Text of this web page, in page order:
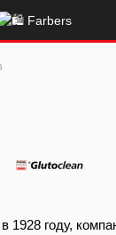
1928 году,